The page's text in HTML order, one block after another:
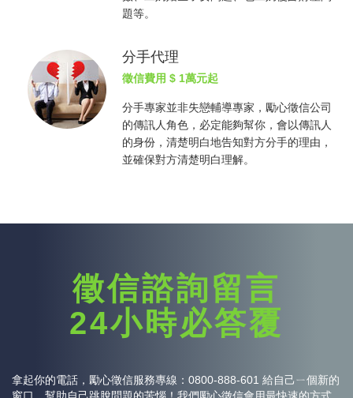
題等。
分手代理
徵信費用 $ 1萬元起
分手專家並非失戀輔導專家，勵心徵信公司
的傳訊人角色，必定能夠幫你，會以傳訊人
的身份，清楚明白地告知對方分手的理由，
並確保對方清楚明白理解。
徵信諮詢留言
24小時必答覆
拿起你的電話，勵心徵信服務專線：0800-888-601 給自己ㄧ個新的